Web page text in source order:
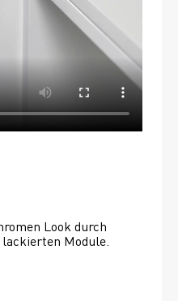
Look durch
lackierten Module.